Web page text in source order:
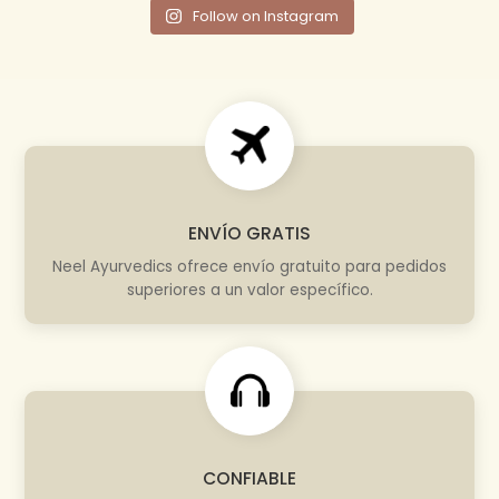
Follow on Instagram
ENVÍO GRATIS
Neel Ayurvedics ofrece envío gratuito para pedidos
superiores a un valor específico.
CONFIABLE